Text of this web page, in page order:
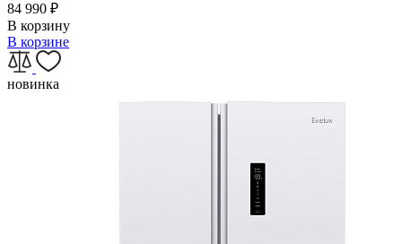
84 990 ₽
В корзину
В корзине
новинка